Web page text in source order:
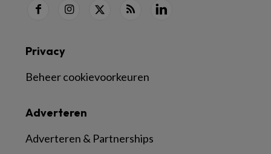
Adverteren
Adverteren & Partnerships
Privacy
Beheer cookievoorkeuren